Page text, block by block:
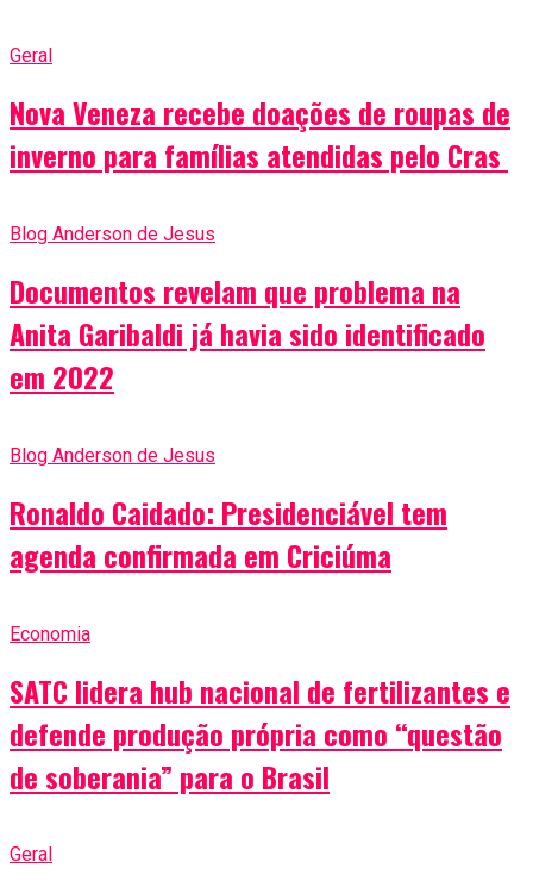
Geral
Nova Veneza recebe doações de roupas de
inverno para famílias atendidas pelo Cras
Blog Anderson de Jesus
Documentos revelam que problema na
Anita Garibaldi já havia sido identificado
em 2022
Blog Anderson de Jesus
Ronaldo Caidado: Presidenciável tem
agenda confirmada em Criciúma
Economia
SATC lidera hub nacional de fertilizantes e
defende produção própria como “questão
de soberania” para o Brasil
Geral